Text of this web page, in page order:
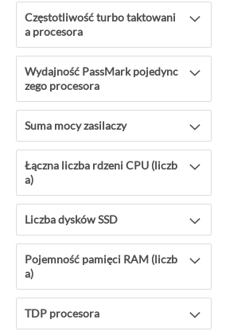
Częstotliwość turbo taktowani
a procesora
Wydajność PassMark pojedync
zego procesora
Suma mocy zasilaczy
Łączna liczba rdzeni CPU (liczb
a)
Liczba dysków SSD
Pojemność pamięci RAM (liczb
a)
TDP procesora